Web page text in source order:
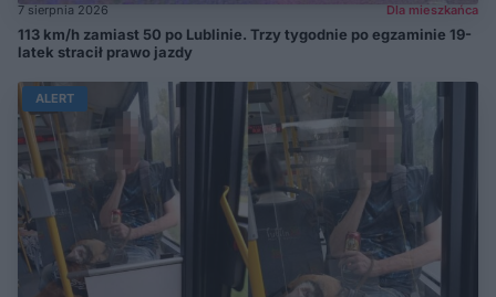
7 sierpnia 2026 Dla mieszkańca
113 km/h zamiast 50 po Lublinie. Trzy tygodnie po egzaminie 19-
latek stracił prawo jazdy
ALERT